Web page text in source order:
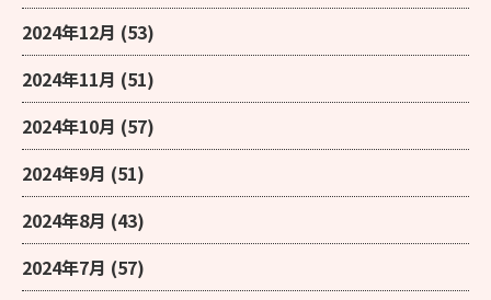
2024年12月 (53)
2024年11月 (51)
2024年10月 (57)
2024年9月 (51)
2024年8月 (43)
2024年7月 (57)